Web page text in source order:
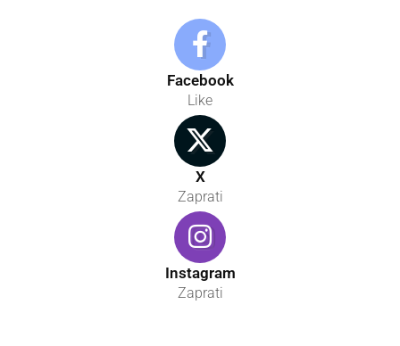
Facebook
Like
X
Zaprati
Instagram
Zaprati